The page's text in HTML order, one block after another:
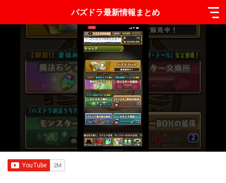
パズドラ最新情報まとめ